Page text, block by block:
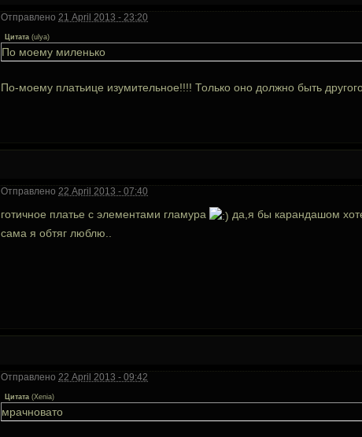
Отправлено 21 April 2013 - 23:20
Цитата (ulya)
По моему миленько
По-моему платьице изумительное!!!! Только оно должно быть
Отправлено 22 April 2013 - 07:40
готичное платье с элементами гламура
да,я бы карандашом
сама я обтяг люблю..
Отправлено 22 April 2013 - 09:42
Цитата (Xenia)
мрачновато